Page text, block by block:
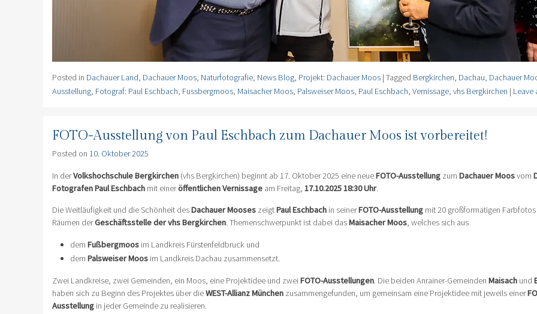
Posted in Dachauer Land, Dachauer Moos, Naturfotografie, News Blog, Projekt: Dachauer Moos | Tagged Bergkirchen, Dachau, Dachauer
Ausstellung, Fotograf: Paul Eschbach, Fussbergmoos, Maisacher Moos, Palsweiser Moos, Paul Eschbach, Vernissage, vhs Bergkirchen | Leave
FOTO-Ausstellung von Paul Eschbach zum Dachauer Moos ist vorbereitet!
Posted on 10. Oktober 2025
In derVolkshochschule Bergkirchen (vhs Bergkirchen) beginnt ab 17. Oktober 2025 eine neueFOTO-Ausstellung zum Dachauer Moosvom
Fotografen Paul Eschbach mit eineröffentlichen Vernissage am Freitag, 17.10.2025 18:30 Uhr.
Die Weitläufigkeit und die Schönheit desDachauer Mooses zeigtPaul Eschbach in seinerFOTO-Ausstellung mit 20 großformatigen
Räumen derGeschäftsstelle der vhs Bergkirchen. Themenschwerpunkt ist dabei dasMaisacher Moos, welches sich aus
dem Fußbergmoos im Landkreis Fürstenfeldbruck und
dem Palsweiser Moos im Landkreis Dachau zusammensetzt.
Zwei Landkreise, zwei Gemeinden, ein Moos, eine Projektidee und zwei FOTO-Ausstellungen. Die beiden Anrainer-Gemeinden Maisach und
haben sich zu Beginn des Projektes über dieWEST-Allianz München zusammengefunden, um gemeinsam eine Projektidee mit jeweils einer
Ausstellung in jeder Gemeinde zu realisieren.